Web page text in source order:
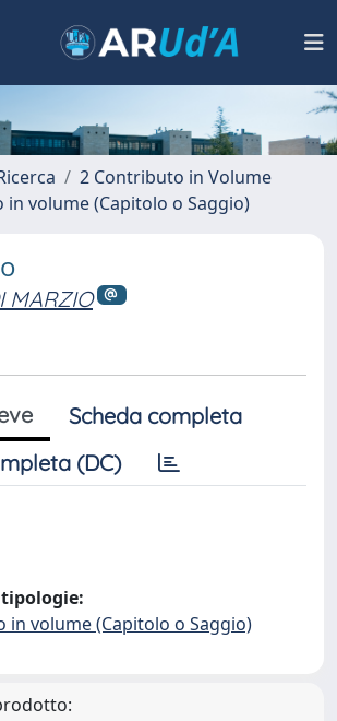
2 Contributo in Volume
in volume (Capitolo o Saggio)
MARZIO
Scheda completa
(DC)
in volume (Capitolo o Saggio)